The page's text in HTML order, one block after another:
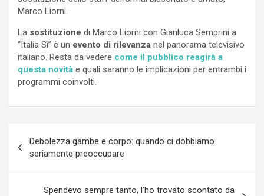
Marco Liorni.
La sostituzione di Marco Liorni con Gianluca Semprini a
“Italia Sì” è un evento di rilevanza nel panorama televisivo
italiano. Resta da vedere come il pubblico reagirà a
questa novità e quali saranno le implicazioni per entrambi i
programmi coinvolti.
articoli
Debolezza gambe e corpo: quando ci dobbiamo
seriamente preoccupare
Spendevo sempre tanto, l’ho trovato scontato da